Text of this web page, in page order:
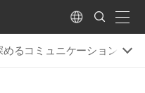
Language
Search
Submit
るコミュニケーション 手